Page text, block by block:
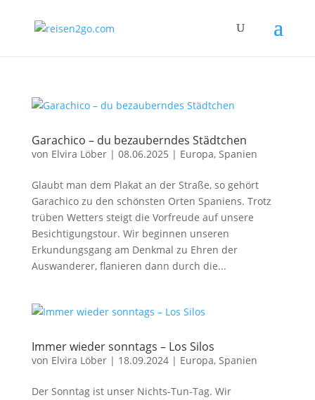
Garachico – du bezauberndes Städtchen
von Elvira Löber| 08.06.2025 | Europa, Spanien
Glaubt man dem Plakat an der Straße, so gehört
Garachico zu den schönsten Orten Spaniens. Trotz
trüben Wetters steigt die Vorfreude auf unsere
Besichtigungstour. Wir beginnen unseren
Erkundungsgang am Denkmal zu Ehren der
Auswanderer, flanieren dann durch die...
Immer wieder sonntags – Los Silos
von Elvira Löber| 18.09.2024| Europa, Spanien
Der Sonntag ist unser Nichts-Tun-Tag. Wir